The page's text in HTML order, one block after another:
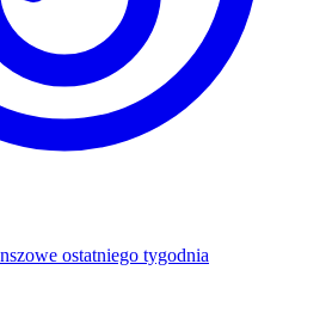
ostatniego tygodnia